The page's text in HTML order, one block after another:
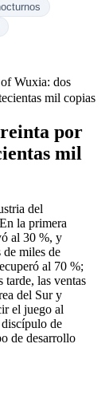
Wuxia: dos
mil copias
por
mil
del
la primera
al 30 %, y
de miles de
al 70 %;
tarde, las ventas
del Sur y
el juego al
de
de desarrollo